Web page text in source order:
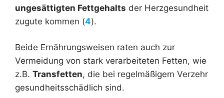
ungesättigten Fettgehalts der Herzgesundheit
zugute kommen (4).
Beide Ernährungsweisen raten auch zur
Vermeidung von stark verarbeiteten Fetten, wie
z.B. Transfetten, die bei regelmäßigem Verzehr
gesundheitsschädlich sind.